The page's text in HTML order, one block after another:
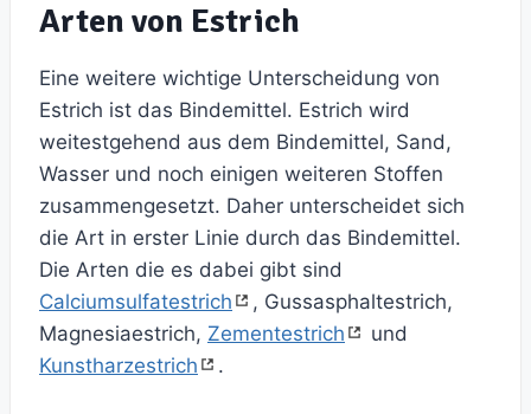
Arten von Estrich
Eine weitere wichtige Unterscheidung von
Estrich ist das Bindemittel. Estrich wird
weitestgehend aus dem Bindemittel, Sand,
Wasser und noch einigen weiteren Stoffen
zusammengesetzt. Daher unterscheidet sich
die Art in erster Linie durch das Bindemittel.
Die Arten die es dabei gibt sind
Calciumsulfatestrich
, Gussasphaltestrich,
Magnesiaestrich, Zementestrich
und
Kunstharzestrich
.